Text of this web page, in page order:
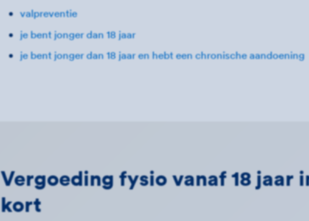
valpreventie
je bent jonger dan 18 jaar
je bent jonger dan 18 jaar en hebt een chronische aandoening
Vergoeding fysio vanaf 18 jaar
kort